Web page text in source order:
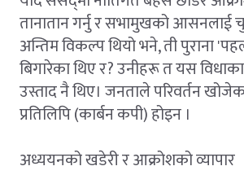
तानातान गर्नु र सभामुखको आसनलाई
अन्तिम विकल्प थियो भने, ती पुराना
बिगारेका थिए र? उनीहरू त यस
उस्ताद नै थिए। जनताले परिवर्तन
प्रतिलिपि (कार्बन कपी) होइन ।
अध्ययनको खडेरी र आक्रोशको व्यापार